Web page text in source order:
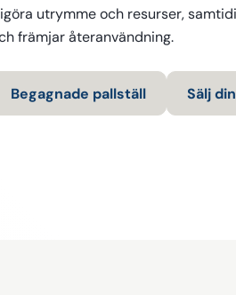
utrymme och resurser,
främjar återanvändning.
Begagnade pallställ Sälj